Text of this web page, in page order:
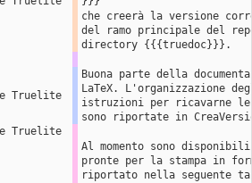
che creerà la versione
del ramo principale del
directory {{{truedoc}}}.
Truelite
Buona parte della
LaTeX. L'organizzazione
istruzioni per ricavarne
sono riportate in
Truelite
Al momento sono
pronte per la stampa in
riportato nella seguente